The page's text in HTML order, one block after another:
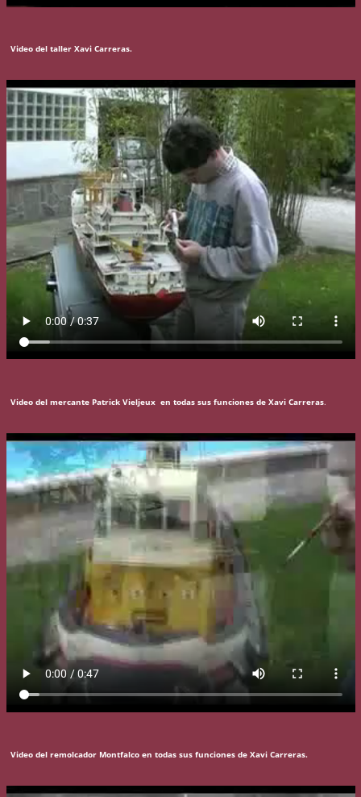
Video del taller Xavi Carreras.
Video del mercante Patrick Vieljeux en todas sus funciones de Xavi Carreras.
Video del remolcador Montfalco en todas sus funciones de Xavi Carreras.